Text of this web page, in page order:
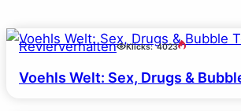
Revierverhalten Klicks: 4023
Voehls Welt: Sex, Drugs &